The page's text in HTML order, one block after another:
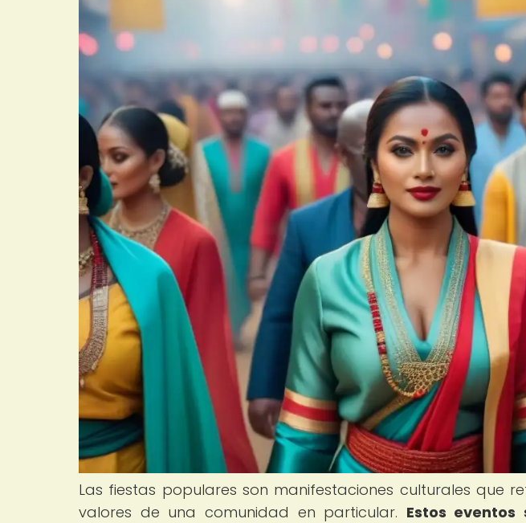
Las fiestas populares son manifestaciones culturales que
valores de una comunidad en particular. Estos